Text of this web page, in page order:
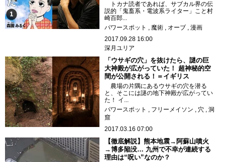
トカナ読者であれば、サブカル界の伝
説的「鬼畜系・電波系ライター」こと村
崎百郎...
パワースポット
魔術 オーブ
漫画
2017.09.28 16:00
深月ユリア
「ウサギの穴」を抜けたら、謎の巨
大神殿が広がっていた！ 超神秘的空
間が公開される！＝イギリス
農場の片隅にあるウサギの穴を潜る
と、そこには謎の地下神殿が広がってい
た！ イ...
パワースポット
フリーメイソン 穴
洞
窟
2017.03.16 07:00
【徹底解説】熊本地震→阿蘇山噴火
→博多陥没… 九州で不幸が連続する
理由は“呪い”なのか？